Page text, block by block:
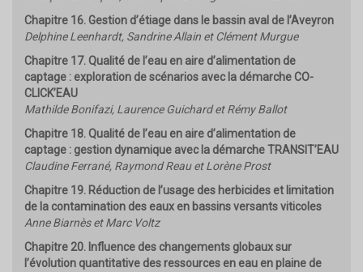
Chapitre 16. Gestion d’étiage dans le bassin aval de l’Aveyron
Delphine Leenhardt, Sandrine Allain et Clément Murgue
Chapitre 17. Qualité de l’eau en aire d’alimentation de
captage : exploration de scénarios avec la démarche CO-
CLICK’EAU
Mathilde Bonifazi, Laurence Guichard et Rémy Ballot
Chapitre 18. Qualité de l’eau en aire d’alimentation de
captage : gestion dynamique avec la démarche TRANSIT’EAU
Claudine Ferrané, Raymond Reau et Lorène Prost
Chapitre 19. Réduction de l’usage des herbicides et limitation
de la contamination des eaux en bassins versants viticoles
Anne Biarnès et Marc Voltz
Chapitre 20. Influence des changements globaux sur
l’évolution quantitative des ressources en eau en plaine de